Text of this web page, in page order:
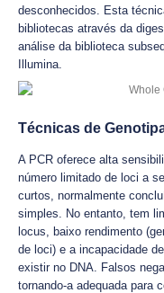
desconhecidos. Esta
bibliotecas através da
análise da biblioteca
Illumina.
Técnicas de
A PCR oferece alta
número limitado de loci a
curtos, normalmente
simples. No entanto, tem
locus, baixo rendimento
de loci) e a incapacidade
existir no DNA. Falsos
tornando-a adequada para